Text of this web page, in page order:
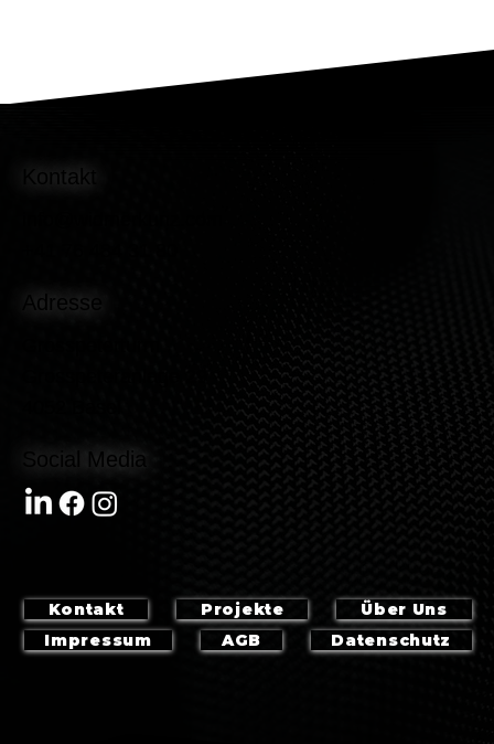
Kontakt
Adresse
Social Media
Kontakt Projekte
Über Uns
Impressum
AGB Datenschutz